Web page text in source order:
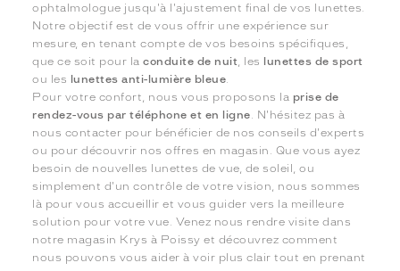
ophtalmologue jusqu'à l'ajustement final de vos lunettes.
Notre objectif est de vous offrir une expérience sur
mesure, en tenant compte de vos besoins spécifiques,
que ce soit pour laconduite de nuit , les lunettes de sport
ou les lunettes anti-lumière bleue
Pour votre confort, nous vous proposons la prise de
rendez-vous par téléphone et en ligne . N'hésitez pas à
nous contacter pour bénéficier de nos conseils d'experts
ou pour découvrir nos offres en magasin. Que vous ayez
besoin de nouvelles lunettes de vue, de soleil, ou
simplement d'un contrôle de votre vision, nous sommes
là pour vous accueillir et vous guider vers la meilleure
solution pour votre vue. Venez nous rendre visite dans
notre magasin Krys à Poissy et découvrez comment
nous pouvons vous aider à voir plus clair tout en prenant